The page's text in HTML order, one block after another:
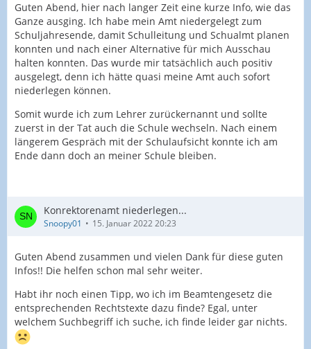
Guten Abend, hier nach langer Zeit eine kurze Info, wie das
Ganze ausging. Ich habe mein Amt niedergelegt zum
Schuljahresende, damit Schulleitung und Schualmt planen
konnten und nach einer Alternative für mich Ausschau
halten konnten. Das wurde mir tatsächlich auch positiv
ausgelegt, denn ich hätte quasi meine Amt auch sofort
niederlegen können.
Somit wurde ich zum Lehrer zurückernannt und sollte
zuerst in der Tat auch die Schule wechseln. Nach einem
längerem Gespräch mit der Schulaufsicht konnte ich am
Ende dann doch an meiner Schule bleiben.
Konrektorenamt niederlegen...
Snoopy01 15. Januar 2022 20:23
Guten Abend zusammen und vielen Dank für diese guten
Infos!! Die helfen schon mal sehr weiter.
Habt ihr noch einen Tipp, wo ich im Beamtengesetz die
entsprechenden Rechtstexte dazu finde? Egal, unter
welchem Suchbegriff ich suche, ich finde leider gar nichts.